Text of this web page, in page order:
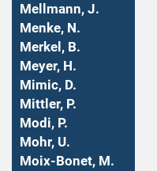
Mellmann, J.
Menke, N.
Merkel, B.
Meyer, H.
Mimic, D.
Mittler, P.
Modi, P.
Mohr, U.
Moix-Bonet, M.